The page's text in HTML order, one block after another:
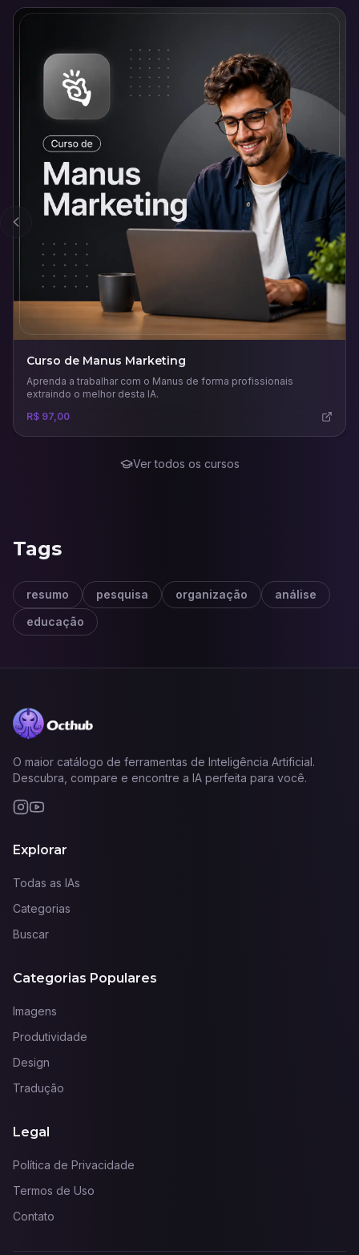
Curso de Manus Marketing
Aprenda a trabalhar com o Manus de forma profissionais
extraindo o melhor desta IA.
R$ 97,00
Anterior
Ver todos os cursos
Tags
resumo pesquisa organização
análise
educação
O maior catálogo de ferramentas de Inteligência Artificial.
Descubra, compare e encontre a IA perfeita para você.
Explorar
Todas as IAs
Categorias
Buscar
Categorias Populares
Imagens
Produtividade
Design
Tradução
Legal
Política de Privacidade
Termos de Uso
Contato